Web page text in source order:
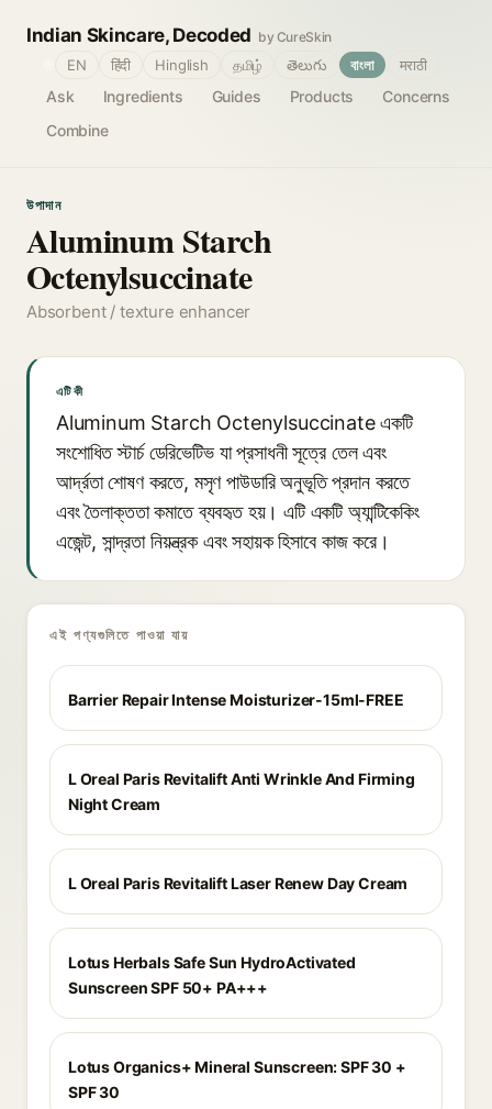
Indian Skincare, Decoded by CureSkin
Ask Ingredients Guides Products
Concerns
Combine
EN हिंदी Hinglish தமிழ் తెలుగు বাংলা मराठी
উপাদান
Aluminum Starch
Octenylsuccinate
Absorbent / texture enhancer
এটি কী
Aluminum Starch Octenylsuccinate একটি
সংশোধিত স্টার্চ ডেরিভেটিভ যা প্রসাধনী সূত্রে তেল এবং
আর্দ্রতা শোষণ করতে, মসৃণ পাউডারি অনুভূতি প্রদান করতে
এবং তৈলাক্ততা কমাতে ব্যবহৃত হয়। এটি একটি অ্যান্টিকেকিং
এজেন্ট, সান্দ্রতা নিয়ন্ত্রক এবং সহায়ক হিসাবে কাজ করে।
এই পণ্যগুলিতে পাওয়া যায়
Barrier Repair Intense Moisturizer-15ml-FREE
L Oreal Paris Revitalift Anti Wrinkle And Firming
Night Cream
L Oreal Paris Revitalift Laser Renew Day Cream
Lotus Herbals Safe Sun HydroActivated
Sunscreen SPF 50+ PA+++
Lotus Organics+ Mineral Sunscreen: SPF 30 +
SPF 30